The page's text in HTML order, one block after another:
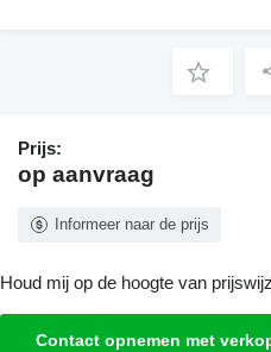
Prijs:
op aanvraag
Informeer naar de prijs
Houd mij op de hoogte van
Contact opnemen met